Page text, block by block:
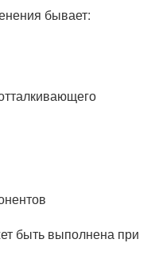
бывает:
быть выполнена при